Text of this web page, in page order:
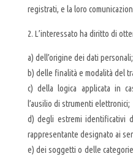
registrati, e la loro
2. L’interessato ha diritto di
a) dell’origine dei dati personali;
b) delle finalità e modalità del
c) della logica applicata in
l’ausilio di strumenti elettronici;
d) degli estremi identificativi
rappresentante designato ai
e) dei soggetti o delle